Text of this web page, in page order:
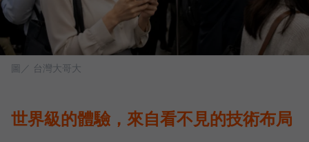
圖／ 台灣大哥大
世界級的體驗，來自看不見的技術布局